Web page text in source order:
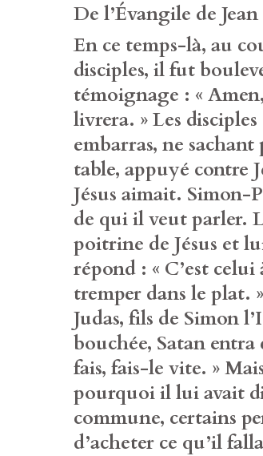
De l’Évangile de
En ce temps-là, au
disciples, il fut
témoignage : «
livrera. » Les
embarras, ne
table, appuyé contre
Jésus aimait. Simon-
de qui il veut parler.
poitrine de Jésus et
répond : « C’est
tremper dans le plat.
Judas, fils de Simon
bouchée, Satan
fais, fais-le vite. »
pourquoi il lui avait
commune, certains
d’acheter ce qu’il